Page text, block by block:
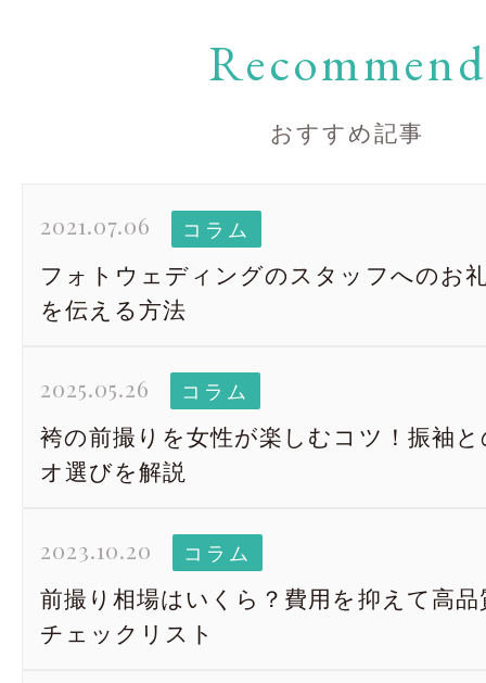
Recommend
おすすめ記事
2021.07.06 コラム
フォトウェディングのスタッフへのお
を伝える方法
2025.05.26 コラム
袴の前撮りを女性が楽しむコツ！振袖
オ選びを解説
2023.10.20 コラム
前撮り相場はいくら？費用を抑えて高
チェックリスト